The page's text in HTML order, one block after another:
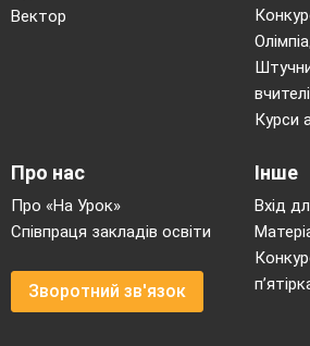
Вектор
Курси
Про нас
Про «На Урок»
Співпраця закладів освіти
Зворотний зв'язок
Інше
Вхід